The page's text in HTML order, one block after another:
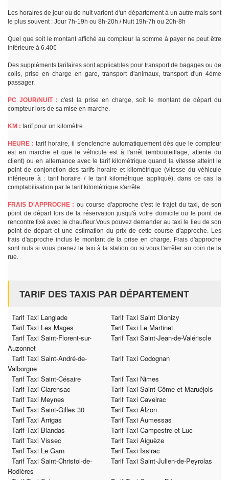
Les horaires de jour ou de nuit varient d'un département à un autre mais sont
le plus souvent : Jour 7h-19h ou 8h-20h / Nuit 19h-7h ou 20h-8h
Quel que soit le montant affiché au compteur la somme à payer ne peut être
inférieure à 6.40€
Des suppléments tarifaires sont applicables pour transport de bagages ou de
colis, prise en charge en gare, transport d'animaux, transport d'un 4ème
passager.
PC JOUR/NUIT : c'est la prise en charge, soit le montant de départ du
compteur lors de sa mise en marche.
KM : tarif pour un kilomètre
HEURE : tarif horaire, il s'enclenche automatiquement dès que le compteur
est en marche et que le véhicule est à l'arrêt (embouteillage, attente du
client) ou en alternance avec le tarif kilométrique quand la vitesse atteint le
point de conjonction des tarifs horaire et kilométrique (vitesse du véhicule
inférieure à : tarif horaire / le tarif kilométrique appliqué), dans ce cas la
comptabilisation par le tarif kilométrique s'arrête.
FRAIS D'APPROCHE : ou course d'approche c'est le trajet du taxi, de son
point de départ lors de la réservation jusqu'à votre domicile ou le point de
rencontre fixé avec le chauffeur.Vous pouvez demander au taxi le lieu de son
point de départ et une estimation du prix de cette course d'approche. Les
frais d'approche inclus le montant de la prise en charge. Frais d'approche
sont nuls si vous prenez le taxi à la station ou si vous l'arrêter au coin de la
rue.
TARIF DES TAXIS PAR DÉPARTEMENT
Tarif Taxi Langlade
Tarif Taxi Saint Dionizy
Tarif Taxi Les Mages
Tarif Taxi Le Martinet
Tarif Taxi Saint-Florent-sur-
Auzonnet
Tarif Taxi Saint-Jean-de-Valériscle
Tarif Taxi Saint-André-de-
Valborgne
Tarif Taxi Codognan
Tarif Taxi Saint-Césaire
Tarif Taxi Nimes
Tarif Taxi Clarensac
Tarif Taxi Saint-Côme-et-Maruéjols
Tarif Taxi Meynes
Tarif Taxi Caveirac
Tarif Taxi Saint-Gilles 30
Tarif Taxi Alzon
Tarif Taxi Arrigas
Tarif Taxi Aumessas
Tarif Taxi Blandas
Tarif Taxi Campestre-et-Luc
Tarif Taxi Vissec
Tarif Taxi Aiguèze
Tarif Taxi Le Garn
Tarif Taxi Issirac
Tarif Taxi Saint-Christol-de-
Rodières
Tarif Taxi Saint-Julien-de-Peyrolas